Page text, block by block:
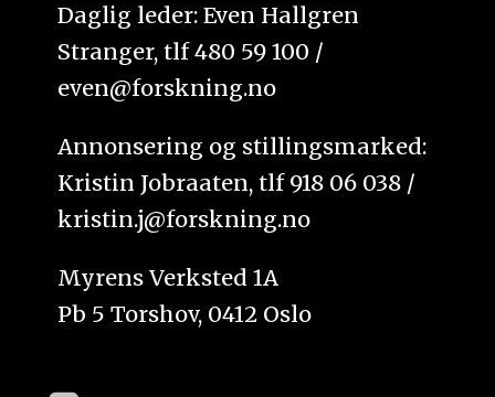
Daglig leder: Even Hallgren
Stranger, tlf 480 59 100 /
even@forskning.no
Annonsering og stillingsmarked:
Kristin Jobraaten, tlf 918 06 038 /
kristin.j@forskning.no
Myrens Verksted 1A
Pb 5 Torshov, 0412 Oslo